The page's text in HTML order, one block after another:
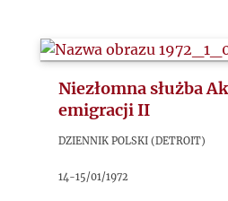
Niezłomna służba
emigracji II
Dziennik Polski (Detroit)
14-15/01/1972